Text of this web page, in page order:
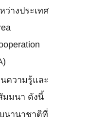
างประเทศ
ความรู้และ
มมนา ดังนี้
นานาชาติที่